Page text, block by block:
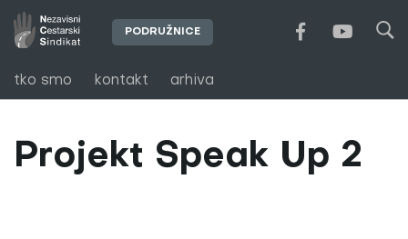
tko smo kontakt arhiva
PODRUŽNICE
Projekt Speak Up 2